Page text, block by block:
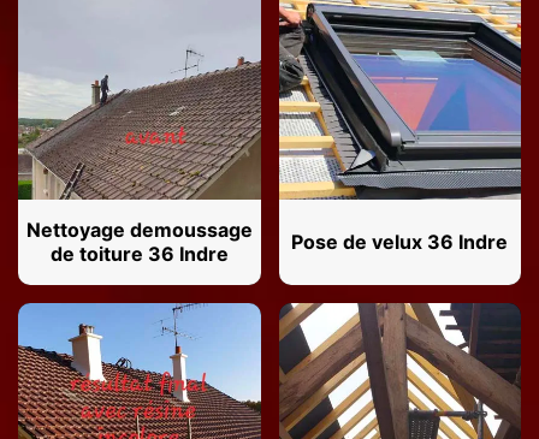
Nettoyage demoussage
de toiture 36 Indre
Pose de velux 36 Indre